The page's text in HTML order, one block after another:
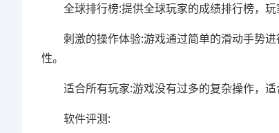
全球排行榜:提供全球玩家的成绩排行榜，玩
刺激的操作体验:游戏通过简单的滑动手势进
性。
适合所有玩家:游戏没有过多的复杂操作，适
软件评测: